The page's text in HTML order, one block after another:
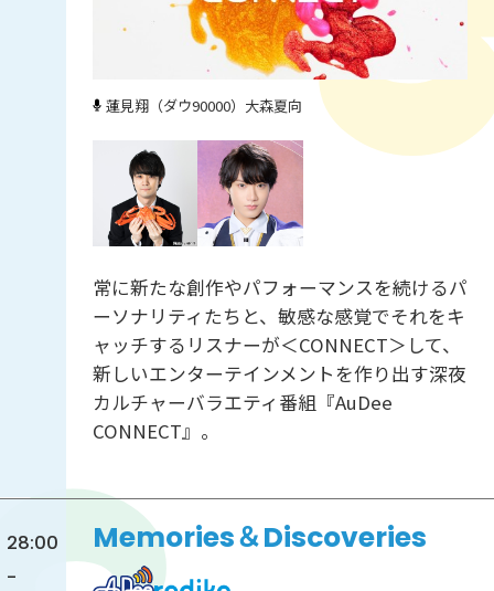
蓮見翔（ダウ90000） 大森夏向
常に新たな創作やパフォーマンスを続けるパ
ーソナリティたちと、敏感な感覚でそれをキ
ャッチするリスナーが＜CONNECT＞して、
新しいエンターテインメントを作り出す深夜
カルチャーバラエティ番組『AuDee
CONNECT』。
28:00
-
Memories＆Discoveries